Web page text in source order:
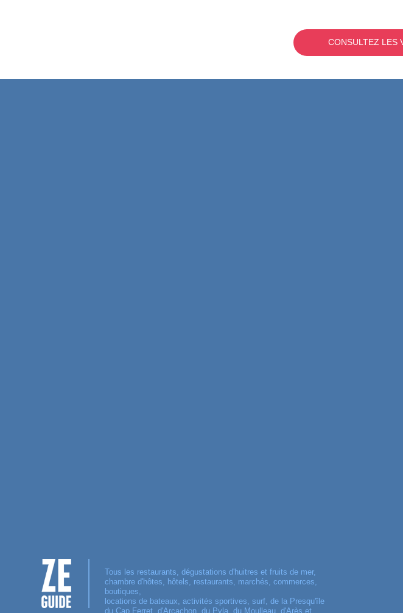
CONSULTEZ LES
Tous les restaurants, dégustations d'huitres et fruits de mer,
chambre d'hôtes, hôtels, restaurants, marchés, commerces,
boutiques,
locations de bateaux, activités sportives, surf, de la Presqu'île
du Cap Ferret, d'Arcachon, du Pyla, du Moulleau, d'Arès et